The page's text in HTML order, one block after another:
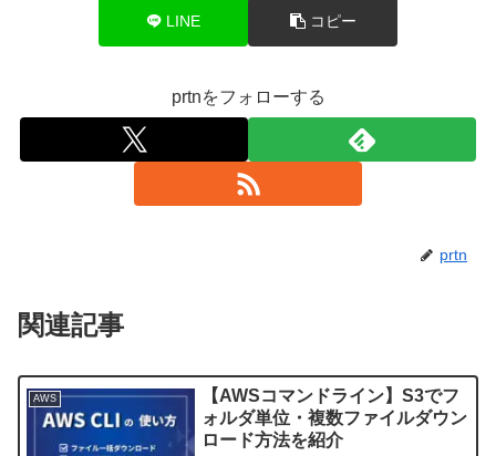
LINE コピー
prtnをフォローする
prtn
関連記事
AWS
【AWSコマンドライン】S3でフ
ォルダ単位・複数ファイルダウン
ロード方法を紹介